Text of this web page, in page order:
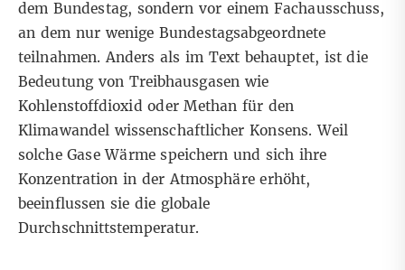
dem Bundestag, sondern vor einem Fachausschuss,
an dem nur wenige Bundestagsabgeordnete
teilnahmen. Anders als im Text behauptet, ist die
Bedeutung von Treibhausgasen wie
Kohlenstoffdioxid oder Methan für den
Klimawandel wissenschaftlicher Konsens. Weil
solche Gase Wärme speichern und sich ihre
Konzentration in der Atmosphäre erhöht,
beeinflussen sie die globale
Durchschnittstemperatur.